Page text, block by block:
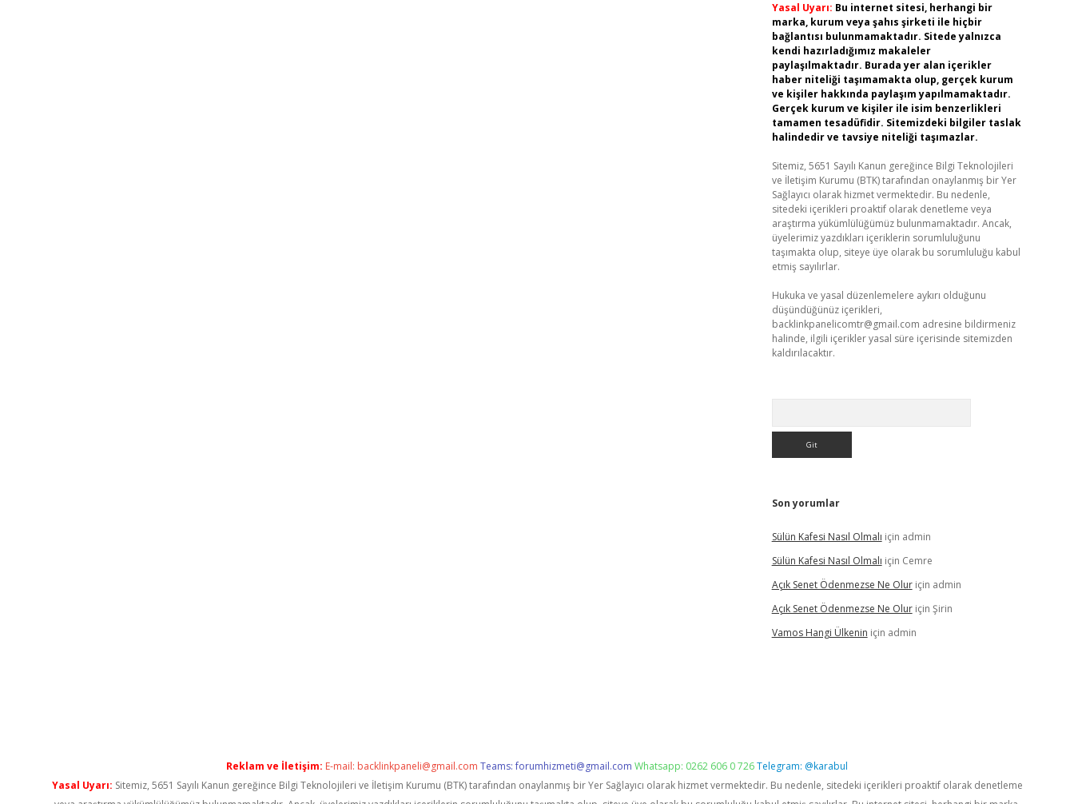
Yasal Uyarı: Bu internet sitesi, herhangi bir
marka, kurum veya şahıs şirketi ile hiçbir
bağlantısı bulunmamaktadır. Sitede yalnızca
kendi hazırladığımız makaleler
paylaşılmaktadır. Burada yer alan içerikler
haber niteliği taşımamakta olup, gerçek kurum
ve kişiler hakkında paylaşım yapılmamaktadır.
Gerçek kurum ve kişiler ile isim benzerlikleri
tamamen tesadüfidir. Sitemizdeki bilgiler taslak
halindedir ve tavsiye niteliği taşımazlar.
Sitemiz, 5651 Sayılı Kanun gereğince Bilgi Teknolojileri
ve İletişim Kurumu (BTK) tarafından onaylanmış bir Yer
Sağlayıcı olarak hizmet vermektedir. Bu nedenle,
sitedeki içerikleri proaktif olarak denetleme veya
araştırma yükümlülüğümüz bulunmamaktadır. Ancak,
üyelerimiz yazdıkları içeriklerin sorumluluğunu
taşımakta olup, siteye üye olarak bu sorumluluğu kabul
etmiş sayılırlar.
Hukuka ve yasal düzenlemelere aykırı olduğunu
düşündüğünüz içerikleri,
backlinkpanelicomtr@gmail.com adresine bildirmeniz
halinde, ilgili içerikler yasal süre içerisinde sitemizden
kaldırılacaktır.
Son yorumlar
Sülün Kafesi Nasıl Olmalı için admin
Sülün Kafesi Nasıl Olmalı için Cemre
Açık Senet Ödenmezse Ne Oluriçin admin
Açık Senet Ödenmezse Ne Oluriçin Şirin
Vamos Hangi Ülkenin için admin
Reklam ve İletişim: E-mail: backlinkpaneli@gmail.com Teams:forumhizmeti@gmail.com Whatsapp: 0262 606 0 726Telegram: @karabul
Yasal Uyarı: Sitemiz, 5651 Sayılı Kanun gereğince Bilgi Teknolojileri ve İletişim Kurumu (BTK) tarafından onaylanmış bir Yer Sağlayıcı olarak hizmet vermektedir. Bu nedenle, sitedeki içerikleri proaktif olarak denetleme